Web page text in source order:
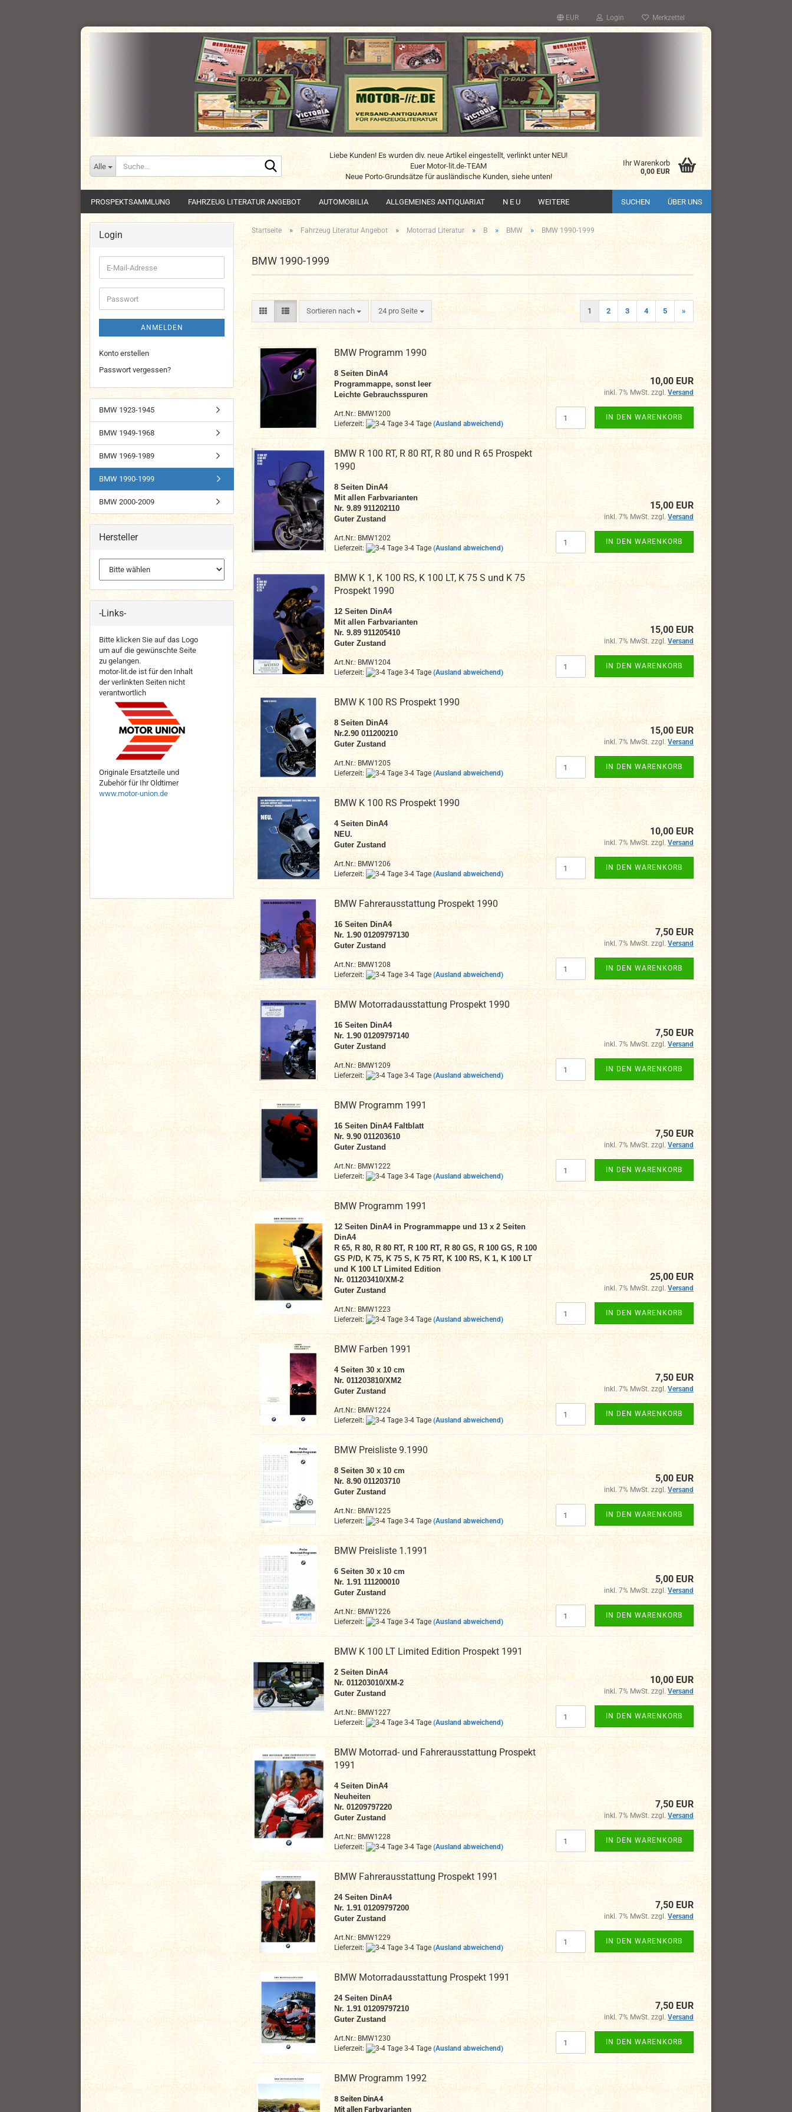
EUR Login Merkzettel
Alle
Suche...
Liebe Kunden! Es wurden div. neue Artikel eingestellt, verlinkt unter NEU!
Euer Motor-lit.de-TEAM
Neue Porto-Grundsätze für ausländische Kunden, siehe unten!
Ihr Warenkorb
0,00 EUR
PROSPEKTSAMMLUNG FAHRZEUG LITERATUR ANGEBOT AUTOMOBILIA ALLGEMEINES ANTIQUARIAT N E U SUCHEN ÜBER UNS
WEITERE
Startseite » Fahrzeug Literatur Angebot » Motorrad Literatur » B » BMW » BMW 1990-1999
BMW 1990-1999
Sortieren nach
Sortieren nach 24 pro Seite
pro Seite 1 2 3 4 5 »
BMW Programm 1990
8 Seiten DinA4
Programmappe, sonst leer
Leichte Gebrauchsspuren
Art.Nr.: BMW1200
Lieferzeit:
3-4 Tage (Ausland abweichend)
10,00 EUR
inkl. 7% MwSt. zzgl. Versand
IN DEN WARENKORB
BMW R 100 RT, R 80 RT, R 80 und R 65 Prospekt
1990
8 Seiten DinA4
Mit allen Farbvarianten
Nr. 9.89 911202110
Guter Zustand
Art.Nr.: BMW1202
Lieferzeit:
3-4 Tage (Ausland abweichend)
15,00 EUR
inkl. 7% MwSt. zzgl. Versand
IN DEN WARENKORB
BMW K 1, K 100 RS, K 100 LT, K 75 S und K 75
Prospekt 1990
12 Seiten DinA4
Mit allen Farbvarianten
Nr. 9.89 911205410
Guter Zustand
Art.Nr.: BMW1204
Lieferzeit:
3-4 Tage (Ausland abweichend)
15,00 EUR
inkl. 7% MwSt. zzgl. Versand
IN DEN WARENKORB
BMW K 100 RS Prospekt 1990
8 Seiten DinA4
Nr.2.90 011200210
Guter Zustand
Art.Nr.: BMW1205
Lieferzeit:
3-4 Tage (Ausland abweichend)
15,00 EUR
inkl. 7% MwSt. zzgl. Versand
IN DEN WARENKORB
BMW K 100 RS Prospekt 1990
4 Seiten DinA4
NEU.
Guter Zustand
Art.Nr.: BMW1206
Lieferzeit:
3-4 Tage (Ausland abweichend)
10,00 EUR
inkl. 7% MwSt. zzgl. Versand
IN DEN WARENKORB
BMW Fahrerausstattung Prospekt 1990
16 Seiten DinA4
Nr. 1.90 01209797130
Guter Zustand
Art.Nr.: BMW1208
Lieferzeit:
3-4 Tage (Ausland abweichend)
7,50 EUR
inkl. 7% MwSt. zzgl. Versand
IN DEN WARENKORB
BMW Motorradausstattung Prospekt 1990
16 Seiten DinA4
Nr. 1.90 01209797140
Guter Zustand
Art.Nr.: BMW1209
Lieferzeit:
3-4 Tage (Ausland abweichend)
7,50 EUR
inkl. 7% MwSt. zzgl. Versand
IN DEN WARENKORB
BMW Programm 1991
16 Seiten DinA4 Faltblatt
Nr. 9.90 011203610
Guter Zustand
Art.Nr.: BMW1222
Lieferzeit:
3-4 Tage (Ausland abweichend)
7,50 EUR
inkl. 7% MwSt. zzgl. Versand
IN DEN WARENKORB
BMW Programm 1991
12 Seiten DinA4 in Programmappe und 13 x 2 Seiten
DinA4
R 65, R 80, R 80 RT, R 100 RT, R 80 GS, R 100 GS, R 100
GS P/D, K 75, K 75 S, K 75 RT, K 100 RS, K 1, K 100 LT
und K 100 LT Limited Edition
Nr. 011203410/XM-2
Guter Zustand
Art.Nr.: BMW1223
Lieferzeit:
3-4 Tage (Ausland abweichend)
25,00 EUR
inkl. 7% MwSt. zzgl. Versand
IN DEN WARENKORB
BMW Farben 1991
4 Seiten 30 x 10 cm
Nr. 011203810/XM2
Guter Zustand
Art.Nr.: BMW1224
Lieferzeit:
3-4 Tage (Ausland abweichend)
7,50 EUR
inkl. 7% MwSt. zzgl. Versand
IN DEN WARENKORB
BMW Preisliste 9.1990
8 Seiten 30 x 10 cm
Nr. 8.90 011203710
Guter Zustand
Art.Nr.: BMW1225
Lieferzeit:
3-4 Tage (Ausland abweichend)
5,00 EUR
inkl. 7% MwSt. zzgl. Versand
IN DEN WARENKORB
BMW Preisliste 1.1991
6 Seiten 30 x 10 cm
Nr. 1.91 111200010
Guter Zustand
Art.Nr.: BMW1226
Lieferzeit:
3-4 Tage (Ausland abweichend)
5,00 EUR
inkl. 7% MwSt. zzgl. Versand
IN DEN WARENKORB
BMW K 100 LT Limited Edition Prospekt 1991
2 Seiten DinA4
Nr. 011203010/XM-2
Guter Zustand
Art.Nr.: BMW1227
Lieferzeit:
3-4 Tage (Ausland abweichend)
10,00 EUR
inkl. 7% MwSt. zzgl. Versand
IN DEN WARENKORB
BMW Motorrad- und Fahrerausstattung Prospekt
1991
4 Seiten DinA4
Neuheiten
Nr. 01209797220
Guter Zustand
Art.Nr.: BMW1228
Lieferzeit:
3-4 Tage (Ausland abweichend)
7,50 EUR
inkl. 7% MwSt. zzgl. Versand
IN DEN WARENKORB
BMW Fahrerausstattung Prospekt 1991
24 Seiten DinA4
Nr. 1.91 01209797200
Guter Zustand
Art.Nr.: BMW1229
Lieferzeit:
3-4 Tage (Ausland abweichend)
7,50 EUR
inkl. 7% MwSt. zzgl. Versand
IN DEN WARENKORB
BMW Motorradausstattung Prospekt 1991
24 Seiten DinA4
Nr. 1.91 01209797210
Guter Zustand
Art.Nr.: BMW1230
Lieferzeit:
3-4 Tage (Ausland abweichend)
7,50 EUR
inkl. 7% MwSt. zzgl. Versand
IN DEN WARENKORB
BMW Programm 1992
8 Seiten DinA4
Mit allen Farbvarianten
Login
E-
Mail-
Adresse
Passwort
ANMELDEN
Konto erstellen
Passwort vergessen?
BMW 1923-1945
BMW 1949-1968
BMW 1969-1989
BMW 1990-1999
BMW 2000-2009
Hersteller
-Links-
Bitte klicken Sie auf das Logo
um auf die gewünschte Seite
zu gelangen.
motor-lit.de ist für den Inhalt
der verlinkten Seiten nicht
verantwortlich
Originale Ersatzteile und
Zubehör für Ihr Oldtimer
www.motor-union.de